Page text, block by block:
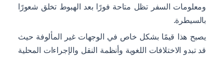
ومعلومات السفر تظل متاحة فورًا بعد الهبوط تخلق شعورًا
بالسيطرة.
يصبح هذا قيمًا بشكل خاص في الوجهات غير المألوفة حيث
قد تبدو الاختلافات اللغوية وأنظمة النقل والإجراءات المحلية